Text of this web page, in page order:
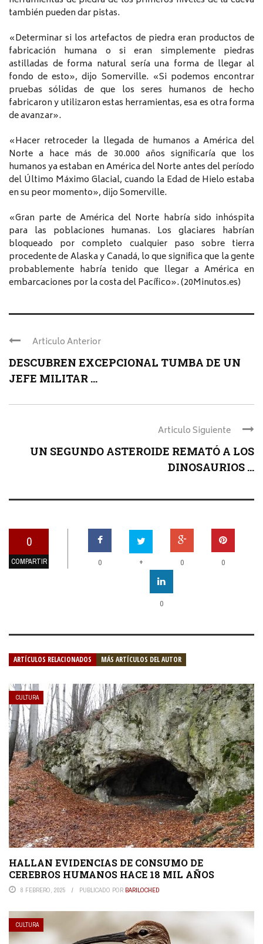
también pueden dar pistas.
«Determinar si los artefactos de piedra eran productos de
fabricación humana o si eran simplemente piedras
astilladas de forma natural sería una forma de llegar al
fondo de esto», dijo Somerville. «Si podemos encontrar
pruebas sólidas de que los seres humanos de hecho
fabricaron y utilizaron estas herramientas, esa es otra forma
de avanzar».
«Hacer retroceder la llegada de humanos a América del
Norte a hace más de 30.000 años significaría que los
humanos ya estaban en América del Norte antes del período
del Último Máximo Glacial, cuando la Edad de Hielo estaba
en su peor momento», dijo Somerville.
«Gran parte de América del Norte habría sido inhóspita
para las poblaciones humanas. Los glaciares habrían
bloqueado por completo cualquier paso sobre tierra
procedente de Alaska y Canadá, lo que significa que la gente
probablemente habría tenido que llegar a América en
embarcaciones por la costa del Pacífico». (20Minutos.es)
Articulo Anterior
DESCUBREN EXCEPCIONAL TUMBA DE UN
JEFE MILITAR ...
Articulo Siguiente
UN SEGUNDO ASTEROIDE REMATÓ A LOS
DINOSAURIOS ...
0
COMPARTIR 0 + 0 0
0
ARTÍCULOS RELACIONADOS MÁS ARTÍCULOS DEL AUTOR
CULTURA
HALLAN EVIDENCIAS DE CONSUMO DE
CEREBROS HUMANOS HACE 18 MIL AÑOS
8 FEBRERO, 2025 PUBLICADO POR BARILOCHED
CULTURA